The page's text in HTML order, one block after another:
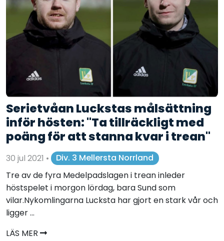
Serietvåan Luckstas målsättning
inför hösten: "Ta tillräckligt med
poäng för att stanna kvar i trean"
30 jul 2021 •
Div. 3 Mellersta Norrland
Tre av de fyra Medelpadslagen i trean inleder
höstspelet i morgon lördag, bara Sund som
vilar.Nykomlingarna Lucksta har gjort en stark vår och
ligger ...
LÄS MER